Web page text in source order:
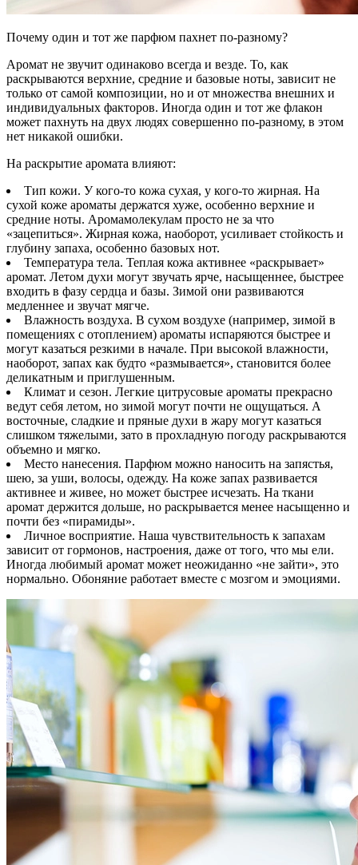
Почему один и тот же парфюм пахнет по-разному?
Аромат не звучит одинаково всегда и везде. То, как
раскрываются верхние, средние и базовые ноты, зависит не
только от самой композиции, но и от множества внешних и
индивидуальных факторов. Иногда один и тот же флакон
может пахнуть на двух людях совершенно по-разному, в этом
нет никакой ошибки.
На раскрытие аромата влияют:
Тип кожи. У кого-то кожа сухая, у кого-то жирная. На
сухой коже ароматы держатся хуже, особенно верхние и
средние ноты. Аромамолекулам просто не за что
«зацепиться». Жирная кожа, наоборот, усиливает стойкость и
глубину запаха, особенно базовых нот.
Температура тела. Теплая кожа активнее «раскрывает»
аромат. Летом духи могут звучать ярче, насыщеннее, быстрее
входить в фазу сердца и базы. Зимой они развиваются
медленнее и звучат мягче.
Влажность воздуха. В сухом воздухе (например, зимой в
помещениях с отоплением) ароматы испаряются быстрее и
могут казаться резкими в начале. При высокой влажности,
наоборот, запах как будто «размывается», становится более
деликатным и приглушенным.
Климат и сезон. Легкие цитрусовые ароматы прекрасно
ведут себя летом, но зимой могут почти не ощущаться. А
восточные, сладкие и пряные духи в жару могут казаться
слишком тяжелыми, зато в прохладную погоду раскрываются
объемно и мягко.
Место нанесения. Парфюм можно наносить на запястья,
шею, за уши, волосы, одежду. На коже запах развивается
активнее и живее, но может быстрее исчезать. На ткани
аромат держится дольше, но раскрывается менее насыщенно и
почти без «пирамиды».
Личное восприятие. Наша чувствительность к запахам
зависит от гормонов, настроения, даже от того, что мы ели.
Иногда любимый аромат может неожиданно «не зайти», это
нормально. Обоняние работает вместе с мозгом и эмоциями.